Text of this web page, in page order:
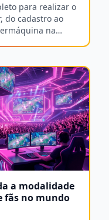
para realizar o
do cadastro ao
na
a modalidade
fãs no mundo